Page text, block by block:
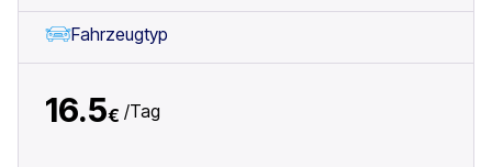
Fahrzeugtyp
16.5€ /Tag